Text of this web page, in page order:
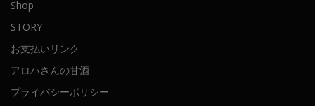
Shop
STORY
お支払いリンク
アロハさんの甘酒
プライバシーポリシー